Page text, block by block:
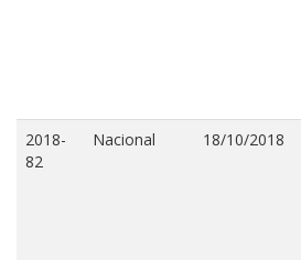
2018-
82
Nacional 18/10/2018